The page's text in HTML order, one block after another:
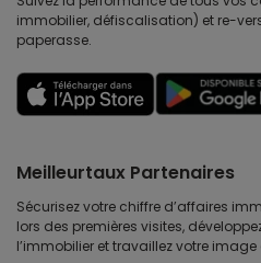
immobilier, défiscalisation) et re-
paperasse.
Meilleurtaux Partenaires
Sécurisez votre chiffre d’affaires
lors des premières visites,
l’immobilier et travaillez votre